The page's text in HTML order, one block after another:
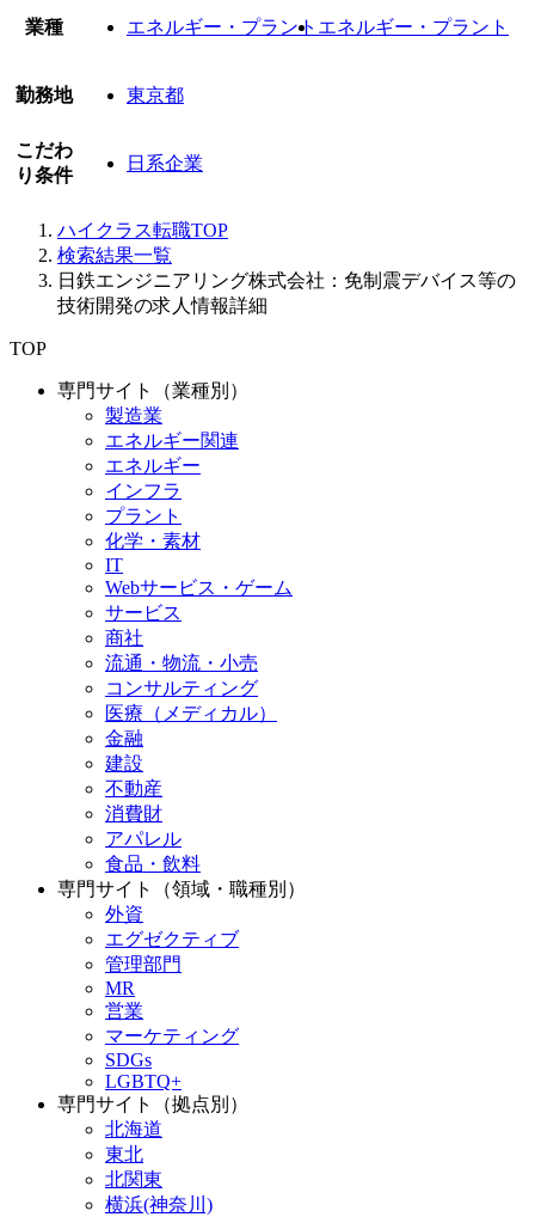
業種 エネルギー・プラント エネルギー・プラント
勤務地 東京都
こだわ
り条件
日系企業
ハイクラス転職TOP
検索結果一覧
日鉄エンジニアリング株式会社：免制震デバイス等の
技術開発の求人情報詳細
TOP
専門サイト（業種別）
製造業
エネルギー関連
エネルギー
インフラ
プラント
化学・素材
IT
Webサービス・ゲーム
サービス
商社
流通・物流・小売
コンサルティング
医療（メディカル）
金融
建設
不動産
消費財
アパレル
食品・飲料
専門サイト（領域・職種別）
外資
エグゼクティブ
管理部門
MR
営業
マーケティング
SDGs
LGBTQ+
専門サイト（拠点別）
北海道
東北
北関東
横浜(神奈川)